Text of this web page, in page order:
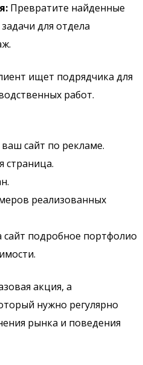
Превратите найденные
для отдела
ищет подрядчика для
работ.
сайт по рекламе.
страница.
реализованных
подробное портфолио
акция, а
нужно регулярно
рынка и поведения